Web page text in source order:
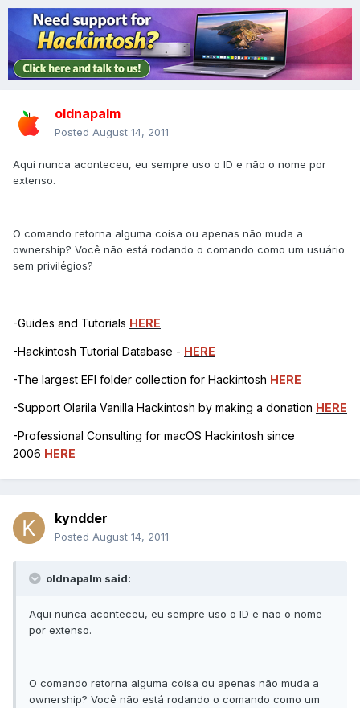
oldnapalm
Posted August 14, 2011
Aqui nunca aconteceu, eu sempre uso o ID e não o nome por
extenso.
O comando retorna alguma coisa ou apenas não muda a
ownership? Você não está rodando o comando como um usuário
sem privilégios?
-Guides and Tutorials HERE
-Hackintosh Tutorial Database - HERE
-The largest EFI folder collection for Hackintosh HERE
-Support Olarila Vanilla Hackintosh by making a donation HERE
-Professional Consulting for macOS Hackintosh since
2006 HERE
kyndder
Posted August 14, 2011
oldnapalm said:
Aqui nunca aconteceu, eu sempre uso o ID e não o nome
por extenso.
O comando retorna alguma coisa ou apenas não muda a
ownership? Você não está rodando o comando como um